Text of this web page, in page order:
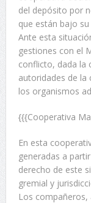
del depósito por
que están bajo
Ante esta
gestiones con el
conflicto, dada la
autoridades de la
los organismos
{{{Cooperativa
En esta
generadas a
derecho de este
gremial y
Los